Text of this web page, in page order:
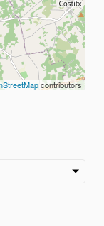
contributors